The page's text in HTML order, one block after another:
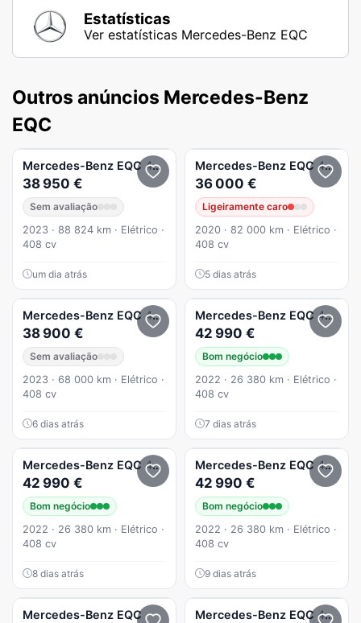
Estatísticas
Ver estatísticas Mercedes-Benz EQC
Outros anúncios Mercedes-Benz
EQC
Mercedes-Benz EQC 400 4Matic
38 950 €
Sem avaliação
2023 · 88 824 km · Elétrico ·
408 cv
um dia atrás
Mercedes-Benz EQC 400 4Matic
36 000 €
Ligeiramente caro
2020 · 82 000 km · Elétrico ·
408 cv
5 dias atrás
Mercedes-Benz EQC 400 4Matic AMG Line
38 900 €
Sem avaliação
2023 · 68 000 km · Elétrico ·
408 cv
6 dias atrás
Mercedes-Benz EQC 400 4Matic AMG Line
42 990 €
Bom negócio
2022 · 26 380 km · Elétrico ·
408 cv
7 dias atrás
Mercedes-Benz EQC 400 4Matic AMG Line
42 990 €
Bom negócio
2022 · 26 380 km · Elétrico ·
408 cv
8 dias atrás
Mercedes-Benz EQC 400 4Matic AMG Line
42 990 €
Bom negócio
2022 · 26 380 km · Elétrico ·
408 cv
9 dias atrás
Mercedes-Benz EQC Mercedes-Benz EQC 400 4Matic